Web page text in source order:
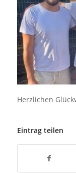
Herzlichen
Eintrag teilen